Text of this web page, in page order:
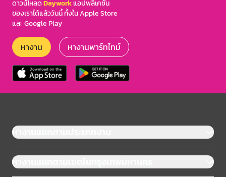
ดาวน์โหลดDayworkแอปพลิเคชัน
ของเราได้แล้ววันนี้ ทั้งใน Apple Store
และ Google Play
หางาน หางานพาร์ทไทม์
หางานแยกตามประเภทงาน
หางานแยกตามเขตในกรุงเทพมหานคร